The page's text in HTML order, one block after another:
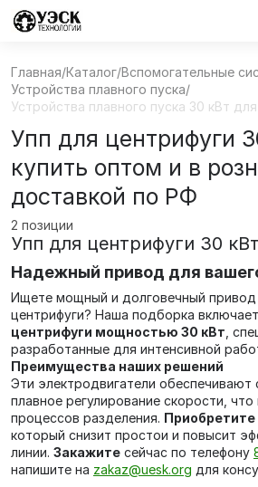
Главная/Каталог/Вспомогательные
Устройства плавного пуска/
Устройства плавного пуска 30 кВт
Упп для центрифуги
купить оптом и в
доставкой по РФ
2 позиции
Упп для центрифуги 30 кВт
Надежный привод для
Ищете мощный и долговечный
центрифуги? Наша подборка включает
центрифуги мощностью 30 кВт ,
разработанные для интенсивной
Преимущества наших решений
Эти электродвигатели обеспечивают
плавное регулирование скорости,
процессов разделения. Приобретите
который снизит простои и повысит
линии. Закажите сейчас по телефону
напишите на zakaz@uesk.org для